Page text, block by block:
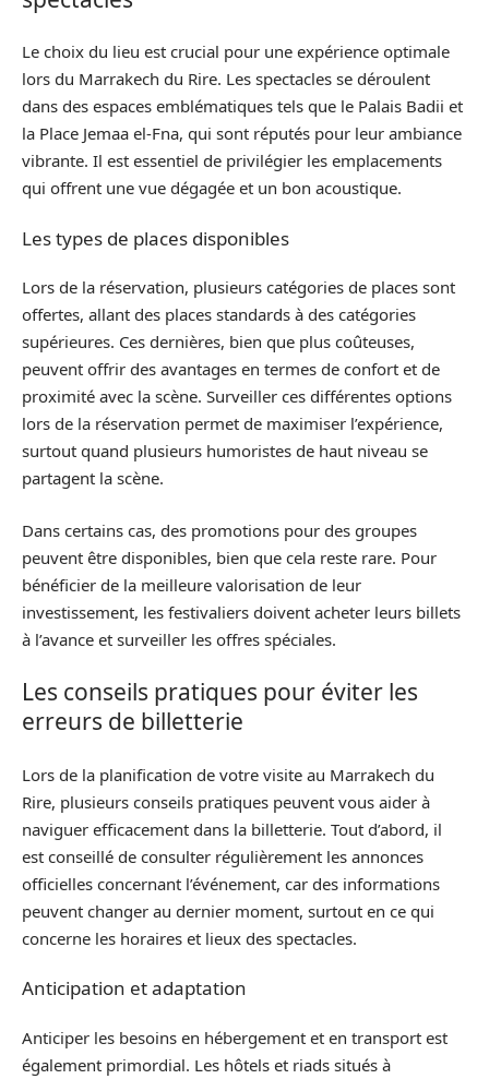
Le choix du lieu est crucial pour une expérience optimale
lors du Marrakech du Rire. Les spectacles se déroulent
dans des espaces emblématiques tels que le Palais Badii et
la Place Jemaa el-Fna, qui sont réputés pour leur ambiance
vibrante. Il est essentiel de privilégier les emplacements
qui offrent une vue dégagée et un bon acoustique.
Les types de places disponibles
Lors de la réservation, plusieurs catégories de places sont
offertes, allant des places standards à des catégories
supérieures. Ces dernières, bien que plus coûteuses,
peuvent offrir des avantages en termes de confort et de
proximité avec la scène. Surveiller ces différentes options
lors de la réservation permet de maximiser l’expérience,
surtout quand plusieurs humoristes de haut niveau se
partagent la scène.
Dans certains cas, des promotions pour des groupes
peuvent être disponibles, bien que cela reste rare. Pour
bénéficier de la meilleure valorisation de leur
investissement, les festivaliers doivent acheter leurs billets
à l’avance et surveiller les offres spéciales.
Les conseils pratiques pour éviter les
erreurs de billetterie
Lors de la planification de votre visite au Marrakech du
Rire, plusieurs conseils pratiques peuvent vous aider à
naviguer efficacement dans la billetterie. Tout d’abord, il
est conseillé de consulter régulièrement les annonces
officielles concernant l’événement, car des informations
peuvent changer au dernier moment, surtout en ce qui
concerne les horaires et lieux des spectacles.
Anticipation et adaptation
Anticiper les besoins en hébergement et en transport est
également primordial. Les hôtels et riads situés à